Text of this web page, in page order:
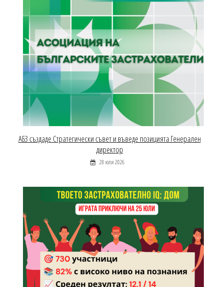
АБЗ създаде Стратегически съвет и въведе позицията Генерален
директор
28 юли 2026